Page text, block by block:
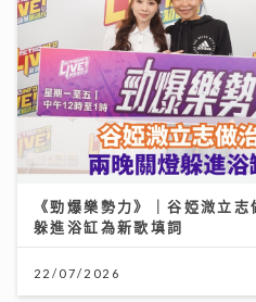
《勁爆樂勢力》｜谷婭溦立
躲進浴缸為新歌填詞
22/07/2026